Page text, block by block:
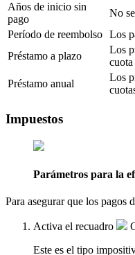
Años de inicio sin
pago
No
Período de reembolso Los
Préstamo a plazo
Los
Préstamo anual
Los
Impuestos
Parámetros para la
Para asegurar que los pagos
Activa el recuadro
Este es el tipo